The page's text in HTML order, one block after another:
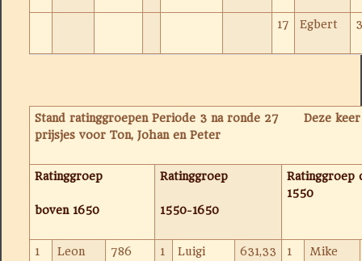
17 Egbert
Stand ratinggroepen Periode 3 na ronde 27 Deze keer
prijsjes voor Ton, Johan en Peter
Ratinggroep
boven 1650
Ratinggroep
1550-1650
Ratinggroep
1550
1 Leon 786 1 Luigi 631,33 1 Mike